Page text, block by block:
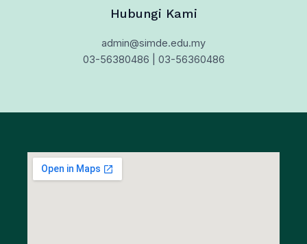
Hubungi Kami
admin@simde.edu.my
03-56380486 | 03-56360486